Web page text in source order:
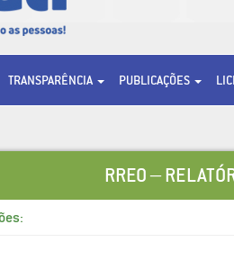
TRANSPARÊNCIA PUBLICAÇÕES
RREO –